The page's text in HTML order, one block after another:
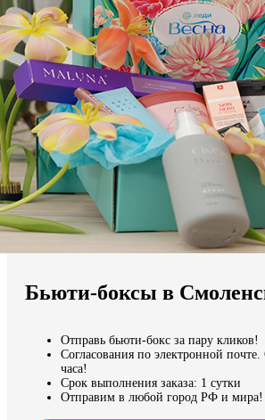
Выберите из списка:
Мы доставляем по всему миру
Бьюти-боксы в
Отправь бьюти-бокс за пару кликов!
Согласования по электронной почте.
часа!
Срок выполнения заказа: 1 сутки
Отправим в любой город РФ и мира!